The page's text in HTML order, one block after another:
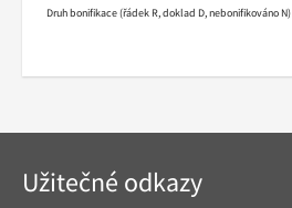
Druh bonifikace (řádek R, doklad D, nebonifikováno N)
Navigace
v
Užitečné odkazy